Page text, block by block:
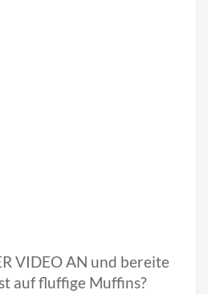
VIDEO AN und bereite
auf fluffige Muffins?